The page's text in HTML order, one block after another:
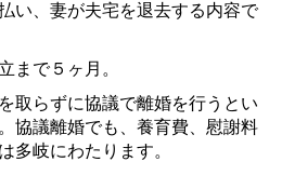
い、妻が夫宅を退去する内容で
まで５ヶ月。
取らずに協議で離婚を行うとい
協議離婚でも、養育費、慰謝料
多岐にわたります。